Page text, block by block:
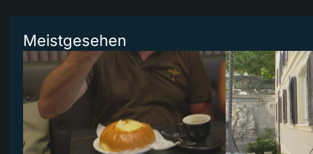
Meistgesehen